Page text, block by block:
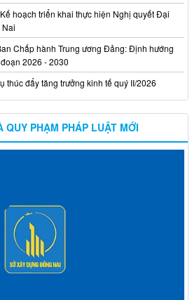
hoạch triển khai thực hiện Nghị quyết Đại
Chấp hành Trung ương Đảng: Định hướng
2026 - 2030
thúc đẩy tăng trưởng kinh tế quý II/2026
QUY PHẠM PHÁP LUẬT MỚI